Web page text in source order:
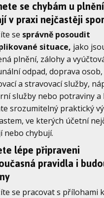
se chybám u
v praxi nejčastěji
se správně posoudit
situace, jako
plnění, zálohy a
odpad, doprava osob,
a stravovací služby,
služby nebo potraviny a
srozumitelný praktický
ve kterých účetní
nebo chybují.
lépe připraveni
pravidla i
se pracovat s přílohami